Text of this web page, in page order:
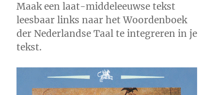
Maak een laat-middeleeuwse tekst
leesbaar links naar het Woordenboek
der Nederlandse Taal te integreren in je
tekst.